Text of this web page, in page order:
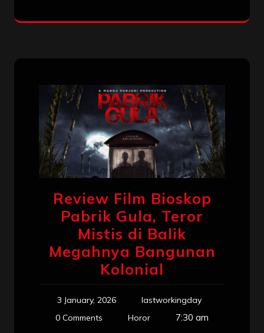
Review Film Bioskop
Pabrik Gula, Teror
Mistis di Balik
Megahnya Bangunan
Kolonial
3 January, 2026
lastworkingday
0 Comments
Horor 7:30 am